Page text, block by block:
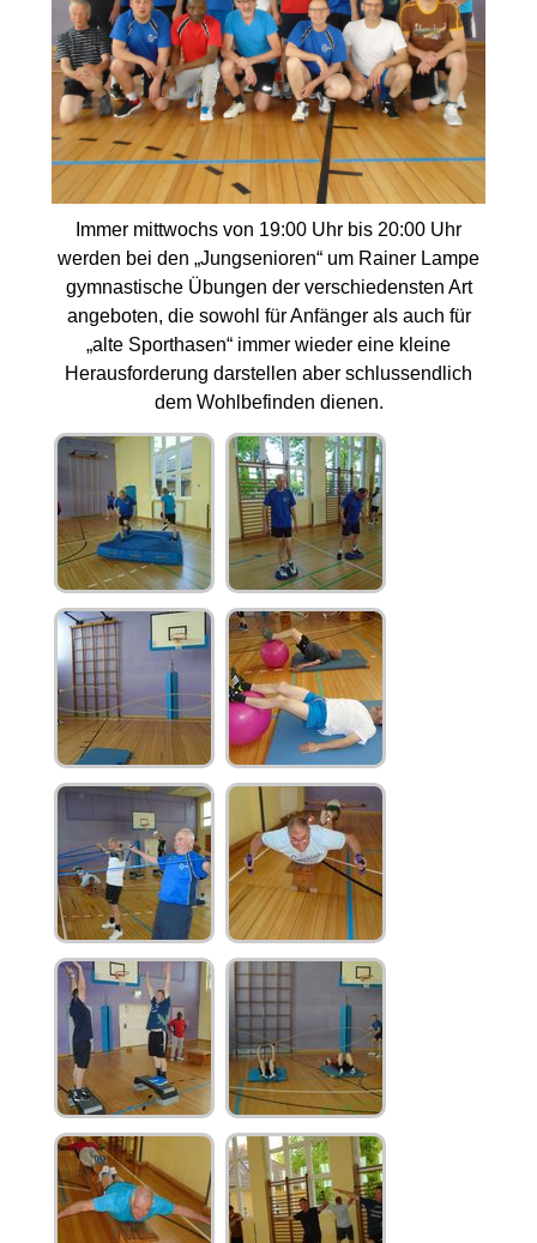
Immer mittwochs von 19:00 Uhr bis 20:00 Uhr
werden bei den „Jungsenioren“ um Rainer Lampe
gymnastische Übungen der verschiedensten Art
angeboten, die sowohl für Anfänger als auch für
„alte Sporthasen“ immer wieder eine kleine
Herausforderung darstellen aber schlussendlich
dem Wohlbefinden dienen.